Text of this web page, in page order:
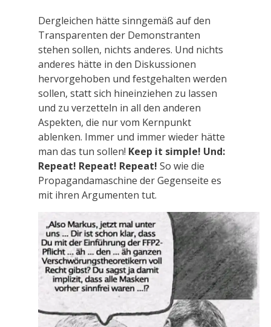
Dergleichen hätte sinngemäß auf den
Transparenten der Demonstranten
stehen sollen, nichts anderes. Und nichts
anderes hätte in den Diskussionen
hervorgehoben und festgehalten werden
sollen, statt sich hineinziehen zu lassen
und zu verzetteln in all den anderen
Aspekten, die nur vom Kernpunkt
ablenken. Immer und immer wieder hätte
man das tun sollen! Keep it simple! Und:
Repeat! Repeat! Repeat! So wie die
Propagandamaschine der Gegenseite es
mit ihren Argumenten tut.